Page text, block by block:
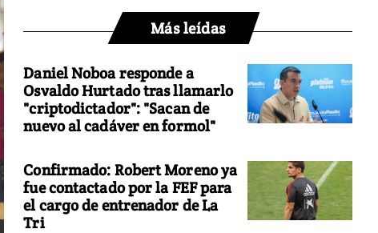
Más leídas
Daniel Noboa responde a
Osvaldo Hurtado tras llamarlo
"criptodictador": "Sacan de
nuevo al cadáver en formol"
Confirmado: Robert Moreno ya
fue contactado por la FEF para
el cargo de entrenador de La
Tri